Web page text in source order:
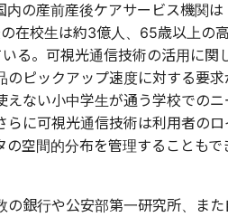
内の産前産後ケアサービス機関は
在校生は約3億人、65歳以上の
る。可視光通信技術の活用に関
のピックアップ速度に対する要求
えない小中学生が通う学校でのニ
らに可視光通信技術は利用者のロ
の空間的分布を管理することもで
の銀行や公安部第一研究所、また